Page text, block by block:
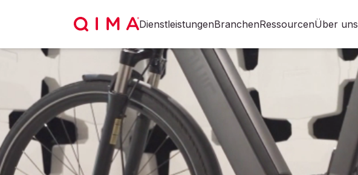
DienstleistungenBranchenRessourcenÜber uns